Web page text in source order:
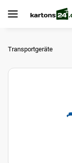
Transportgeräte